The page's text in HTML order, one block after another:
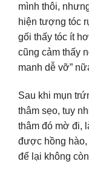
mình thôi,
hiện tượng tóc
gối thấy tóc ít
cũng cảm thấy
manh dễ vỡ”
Sau khi mụn
thâm sẹo, tuy
thâm đó mờ đi,
được hồng hào,
để lại không